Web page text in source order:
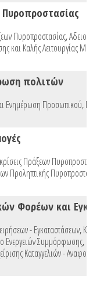
Πυροπροστασίας
Πυροπροστασίας,Αδειοδότηση
και Καλής Λειτουργίας Μέσων
πολιτών
Ενημέρωση Προσωπικού,
Πράξεων Πυροπροστασίας
Πυροπροστασίας
- Εγκαταστάσεων,
Ενεργειών Συμμόρφωσης,
Καταγγελιών - Αναφορών